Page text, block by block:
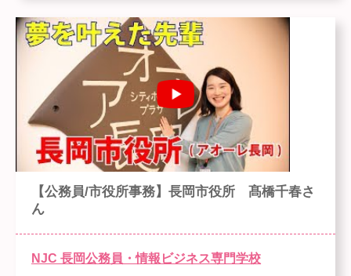
【公務員/市役所事務】長岡市役所 髙橋千春さ
ん
NJC 長岡公務員・情報ビジネス専門学校